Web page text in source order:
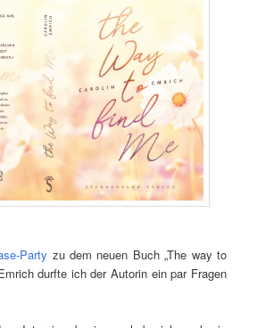
Party zu dem neuen Buch „The way to
durfte ich der Autorin ein par Fragen